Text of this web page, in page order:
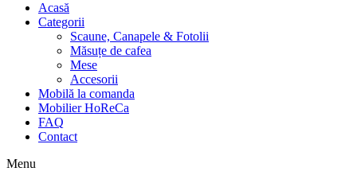
Acasă
Categorii
Scaune, Canapele & Fotolii
Măsuțe de cafea
Mese
Accesorii
Mobilă la comanda
Mobilier HoReCa
FAQ
Contact
Menu